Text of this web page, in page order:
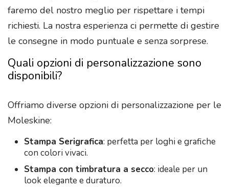
faremo del nostro meglio per rispettare i tempi
richiesti. La nostra esperienza ci permette di gestire
le consegne in modo puntuale e senza sorprese.
Quali opzioni di personalizzazione sono
disponibili?
Offriamo diverse opzioni di personalizzazione per le
Moleskine:
Stampa Serigrafica: perfetta per loghi e grafiche
con colori vivaci.
Stampa con timbratura a secco: ideale per un
look elegante e duraturo.